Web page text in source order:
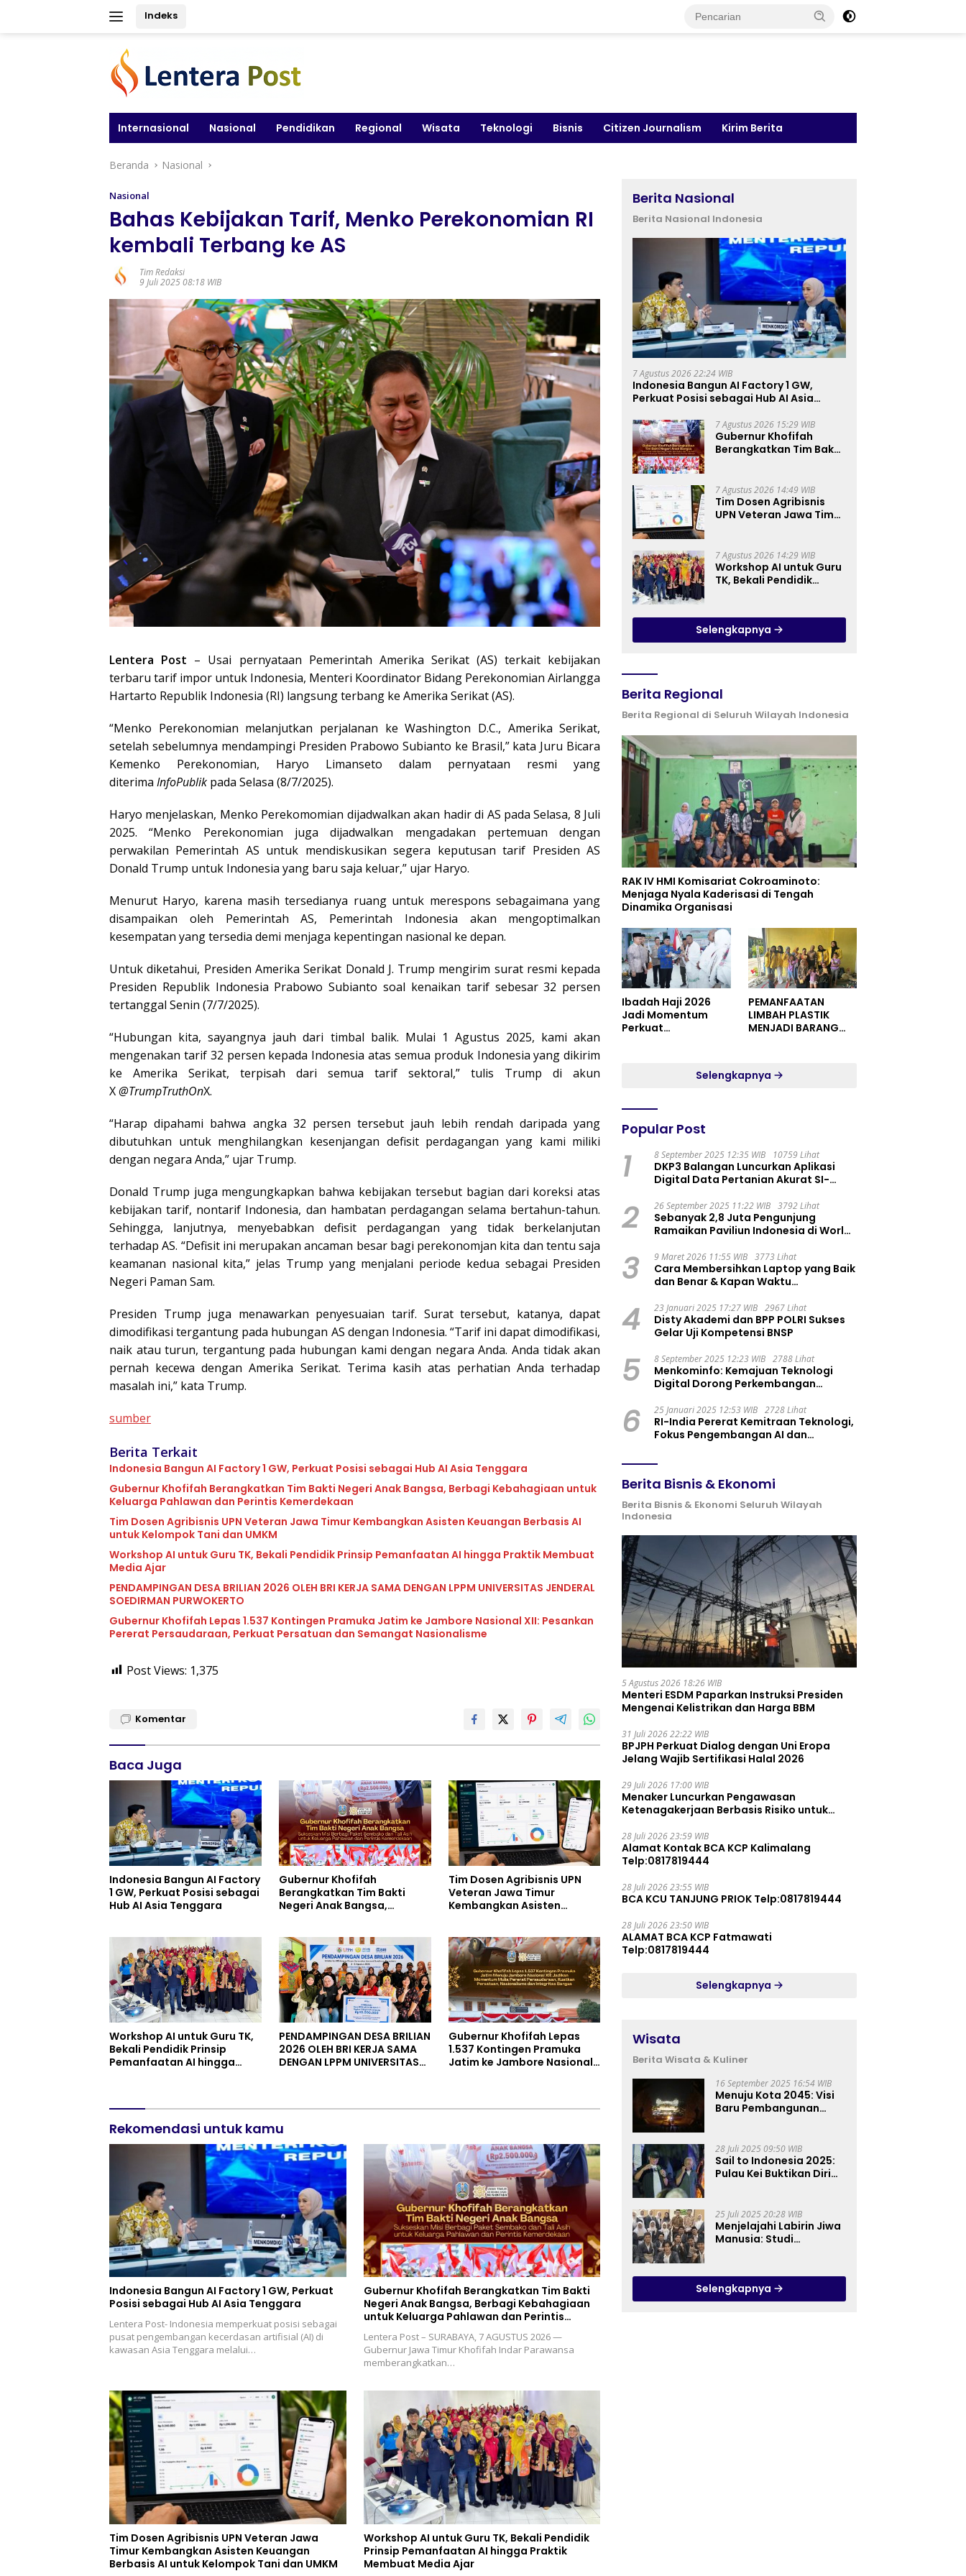
Indeks
Internasional Nasional Pendidikan Regional Wisata Teknologi Bisnis Citizen Journalism Kirim Berita
Beranda Nasional
Nasional
Bahas Kebijakan Tarif, Menko Perekonomian RI
kembali Terbang ke AS
Tim Redaksi
9 Juli 2025 08:18 WIB
Lentera Post – Usai pernyataan Pemerintah Amerika Serikat (AS) terkait kebijakan
terbaru tarif impor untuk Indonesia, Menteri Koordinator Bidang Perekonomian Airlangga
Hartarto Republik Indonesia (RI) langsung terbang ke Amerika Serikat (AS).
“Menko Perekonomian melanjutkan perjalanan ke Washington D.C., Amerika Serikat,
setelah sebelumnya mendampingi Presiden Prabowo Subianto ke Brasil,” kata Juru Bicara
Kemenko Perekonomian, Haryo Limanseto dalam pernyataan resmi yang
diterima InfoPublik pada Selasa (8/7/2025).
Haryo menjelaskan, Menko Perekomomian dijadwalkan akan hadir di AS pada Selasa, 8 Juli
2025. “Menko Perekonomian juga dijadwalkan mengadakan pertemuan dengan
perwakilan Pemerintah AS untuk mendiskusikan segera keputusan tarif Presiden AS
Donald Trump untuk Indonesia yang baru saja keluar,” ujar Haryo.
Menurut Haryo, karena masih tersedianya ruang untuk merespons sebagaimana yang
disampaikan oleh Pemerintah AS, Pemerintah Indonesia akan mengoptimalkan
kesempatan yang tersedia demi menjaga kepentingan nasional ke depan.
Untuk diketahui, Presiden Amerika Serikat Donald J. Trump mengirim surat resmi kepada
Presiden Republik Indonesia Prabowo Subianto soal kenaikan tarif sebesar 32 persen
tertanggal Senin (7/7/2025).
“Hubungan kita, sayangnya jauh dari timbal balik. Mulai 1 Agustus 2025, kami akan
mengenakan tarif 32 persen kepada Indonesia atas semua produk Indonesia yang dikirim
ke Amerika Serikat, terpisah dari semua tarif sektoral,” tulis Trump di akun
X@TrumpTruthOnX.
“Harap dipahami bahwa angka 32 persen tersebut jauh lebih rendah daripada yang
dibutuhkan untuk menghilangkan kesenjangan defisit perdagangan yang kami miliki
dengan negara Anda,” ujar Trump.
Donald Trump juga mengungkapkan bahwa kebijakan tersebut bagian dari koreksi atas
kebijakan tarif, nontarif Indonesia, dan hambatan perdagangan selama bertahun-tahun.
Sehingga, lanjutnya, menyebabkan defisit perdagangan yang tidak berkelanjutan
terhadap AS. “Defisit ini merupakan ancaman besar bagi perekonomjan kita dan tentu saja
keamanan nasional kita,” jelas Trump yang menjalani periode kedua sebagai Presiden
Negeri Paman Sam.
Presiden Trump juga menawarkan penyesuaian tarif. Surat tersebut, katanya, dapat
dimodifikasi tergantung pada hubungan AS dengan Indonesia. “Tarif ini dapat dimodifikasi,
naik atau turun, tergantung pada hubungan kami dengan negara Anda. Anda tidak akan
pernah kecewa dengan Amerika Serikat. Terima kasih atas perhatian Anda terhadap
masalah ini,” kata Trump.
sumber
Berita Terkait
Indonesia Bangun AI Factory 1 GW, Perkuat Posisi sebagai Hub AI Asia Tenggara
Gubernur Khofifah Berangkatkan Tim Bakti Negeri Anak Bangsa, Berbagi Kebahagiaan untuk
Keluarga Pahlawan dan Perintis Kemerdekaan
Tim Dosen Agribisnis UPN Veteran Jawa Timur Kembangkan Asisten Keuangan Berbasis AI
untuk Kelompok Tani dan UMKM
Workshop AI untuk Guru TK, Bekali Pendidik Prinsip Pemanfaatan AI hingga Praktik Membuat
Media Ajar
PENDAMPINGAN DESA BRILIAN 2026 OLEH BRI KERJA SAMA DENGAN LPPM UNIVERSITAS JENDERAL
SOEDIRMAN PURWOKERTO
Gubernur Khofifah Lepas 1.537 Kontingen Pramuka Jatim ke Jambore Nasional XII: Pesankan
Pererat Persaudaraan, Perkuat Persatuan dan Semangat Nasionalisme
Post Views: 1,375
Komentar
Baca Juga
Indonesia Bangun AI Factory
1 GW, Perkuat Posisi sebagai
Hub AI Asia Tenggara
Gubernur Khofifah
Berangkatkan Tim Bakti
Negeri Anak Bangsa,
Perintis Kemerdekaan
Tim Dosen Agribisnis UPN
Veteran Jawa Timur
Kembangkan Asisten
Workshop AI untuk Guru TK,
Bekali Pendidik Prinsip
Pemanfaatan AI hingga
PENDAMPINGAN DESA BRILIAN
2026 OLEH BRI KERJA SAMA
DENGAN LPPM UNIVERSITAS
Gubernur Khofifah Lepas
1.537 Kontingen Pramuka
Jatim ke Jambore Nasional
Nasionalisme
Rekomendasi untuk kamu
Indonesia Bangun AI Factory 1 GW, Perkuat
Posisi sebagai Hub AI Asia Tenggara
Lentera Post- Indonesia memperkuat posisi sebagai
pusat pengembangan kecerdasan artifisial (AI) di
kawasan Asia Tenggara melalui…
Gubernur Khofifah Berangkatkan Tim Bakti
Negeri Anak Bangsa, Berbagi Kebahagiaan
untuk Keluarga Pahlawan dan Perintis
Lentera Post – SURABAYA, 7 AGUSTUS 2026 —
Gubernur Jawa Timur Khofifah Indar Parawansa
memberangkatkan…
Tim Dosen Agribisnis UPN Veteran Jawa
Timur Kembangkan Asisten Keuangan
Berbasis AI untuk Kelompok Tani dan UMKM
Workshop AI untuk Guru TK, Bekali Pendidik
Prinsip Pemanfaatan AI hingga Praktik
Membuat Media Ajar
Berita Nasional
Berita Nasional Indonesia
7 Agustus 2026 22:24 WIB
Indonesia Bangun AI Factory 1 GW,
Perkuat Posisi sebagai Hub AI Asia
7 Agustus 2026 15:29 WIB
Gubernur Khofifah
Berangkatkan Tim Bakti
untuk Keluarga
Pahlawan dan Perintis
Kemerdekaan
7 Agustus 2026 14:49 WIB
Tim Dosen Agribisnis
UPN Veteran Jawa Timur
untuk Kelompok Tani
dan UMKM
7 Agustus 2026 14:29 WIB
Workshop AI untuk Guru
TK, Bekali Pendidik
Membuat Media Ajar
Selengkapnya
Berita Regional
Berita Regional di Seluruh Wilayah Indonesia
RAK IV HMI Komisariat Cokroaminoto:
Menjaga Nyala Kaderisasi di Tengah
Dinamika Organisasi
Ibadah Haji 2026
Jadi Momentum
Perkuat
PEMANFAATAN
LIMBAH PLASTIK
MENJADI BARANG
RESIDENCE
Selengkapnya
Popular Post
1 8 September 2025 12:35 WIB 10759 Lihat
DKP3 Balangan Luncurkan Aplikasi
Digital Data Pertanian Akurat SI-
2 26 September 2025 11:22 WIB 3792 Lihat
Sebanyak 2,8 Juta Pengunjung
Ramaikan Paviliun Indonesia di World
3 9 Maret 2026 11:55 WIB 3773 Lihat
Cara Membersihkan Laptop yang Baik
dan Benar & Kapan Waktu
4 23 Januari 2025 17:27 WIB 2967 Lihat
Disty Akademi dan BPP POLRI Sukses
Gelar Uji Kompetensi BNSP
5 8 September 2025 12:23 WIB 2788 Lihat
Menkominfo: Kemajuan Teknologi
Digital Dorong Perkembangan
6 25 Januari 2025 12:53 WIB 2728 Lihat
RI-India Pererat Kemitraan Teknologi,
Fokus Pengembangan AI dan
Berita Bisnis & Ekonomi
Berita Bisnis & Ekonomi Seluruh Wilayah
Indonesia
5 Agustus 2026 18:26 WIB
Menteri ESDM Paparkan Instruksi Presiden
Mengenai Kelistrikan dan Harga BBM
31 Juli 2026 22:22 WIB
BPJPH Perkuat Dialog dengan Uni Eropa
Jelang Wajib Sertifikasi Halal 2026
29 Juli 2026 17:00 WIB
Menaker Luncurkan Pengawasan
Ketenagakerjaan Berbasis Risiko untuk
28 Juli 2026 23:59 WIB
Alamat Kontak BCA KCP Kalimalang
Telp:0817819444
28 Juli 2026 23:55 WIB
BCA KCU TANJUNG PRIOK Telp:0817819444
28 Juli 2026 23:50 WIB
ALAMAT BCA KCP Fatmawati
Telp:0817819444
Selengkapnya
Wisata
Berita Wisata & Kuliner
16 September 2025 16:54 WIB
Menuju Kota 2045: Visi
Baru Pembangunan
28 Juli 2025 09:50 WIB
Sail to Indonesia 2025:
Pulau Kei Buktikan Diri
25 Juli 2025 20:28 WIB
Menjelajahi Labirin Jiwa
Manusia: Studi
Pandanaran di RSJ
Grhasia
Selengkapnya